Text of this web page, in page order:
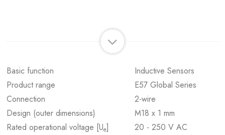
Basic function
Inductive Sensors
Product range
E57 Global Series
Connection
2-wire
Design (outer dimensions)
M18 x 1 mm
Rated operational voltage [Ue]
20 - 250 V AC